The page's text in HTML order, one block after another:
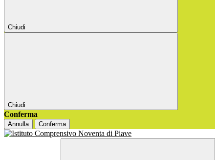
Chiudi
Chiudi
Conferma
Annulla Conferma